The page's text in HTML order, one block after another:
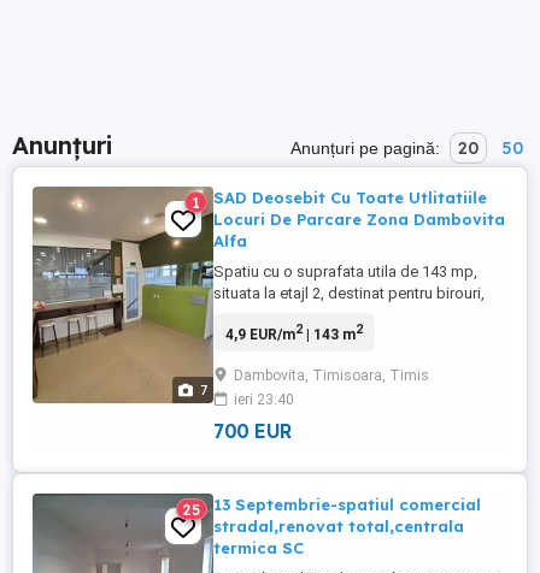
Anunțuri Anunțuri pe pagină: 20 50
7
1
SAD Deosebit Cu Toate Utlitatiile
Locuri De Parcare Zona Dambovita
Alfa
Spatiu cu o suprafata utila de 143 mp,
situata la etajl 2, destinat pentru birouri,
gradinita, activitati pentru copii , alte
amenajare personalizata. Pret: 700 Euro
Tel: 0726649775
4,9 EUR/m2| 143 m2
Dambovita, Timisoara, Timis
ieri 23:40
700 EUR
25
13 Septembrie-spatiul comercial
stradal,renovat total,centrala
termica SC